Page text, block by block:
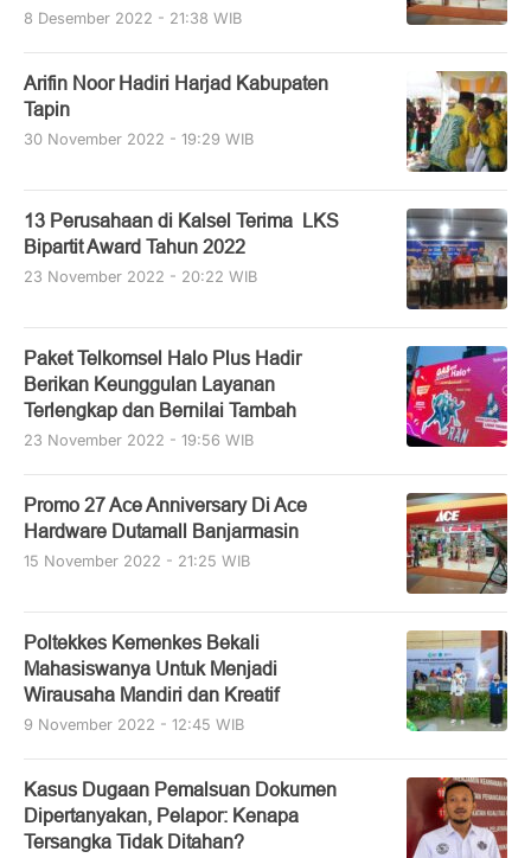
8 Desember 2022 - 21:38 WIB
Arifin Noor Hadiri Harjad Kabupaten
Tapin
30 November 2022 - 19:29 WIB
13 Perusahaan di Kalsel Terima LKS
Bipartit Award Tahun 2022
23 November 2022 - 20:22 WIB
Paket Telkomsel Halo Plus Hadir
Berikan Keunggulan Layanan
Terlengkap dan Bernilai Tambah
23 November 2022 - 19:56 WIB
Promo 27 Ace Anniversary Di Ace
Hardware Dutamall Banjarmasin
15 November 2022 - 21:25 WIB
Poltekkes Kemenkes Bekali
Mahasiswanya Untuk Menjadi
Wirausaha Mandiri dan Kreatif
9 November 2022 - 12:45 WIB
Kasus Dugaan Pemalsuan Dokumen
Dipertanyakan, Pelapor: Kenapa
Tersangka Tidak Ditahan?